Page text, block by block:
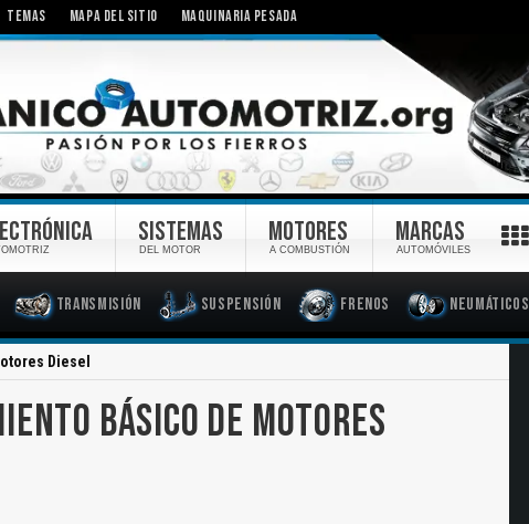
TEMAS MAPA DEL SITIO MAQUINARIA PESADA
Transmisión Suspensión Frenos Neumáticos
SISTEMAS
DEL MOTOR
MOTORES
A COMBUSTIÓN
MARCAS
AUTOMÓVILES
Diesel
BÁSICO DE MOTORES